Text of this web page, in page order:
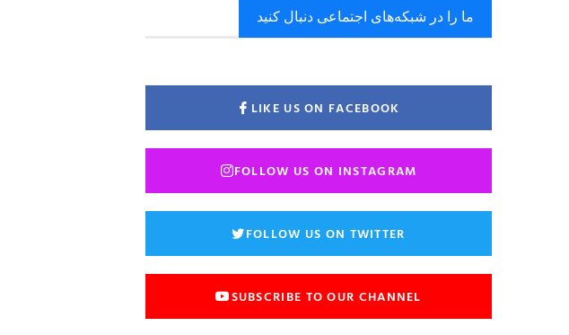
ما را در شبکه‌های اجتماعی دنبال کنید
LIKE US ON FACEBOOK
FOLLOW US ON INSTAGRAM
FOLLOW US ON TWITTER
SUBSCRIBE TO OUR CHANNEL